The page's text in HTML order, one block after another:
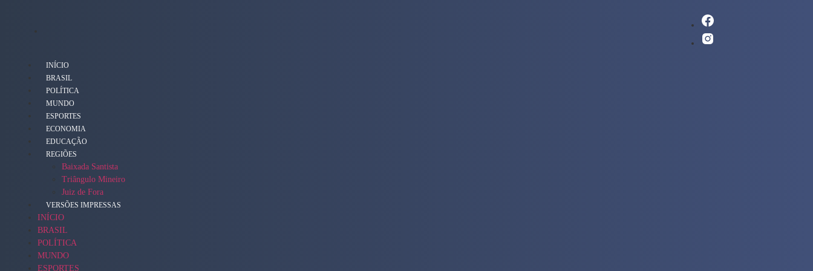
INÍCIO
BRASIL
POLÍTICA
MUNDO
ESPORTES
ECONOMIA
EDUCAÇÃO
REGIÕES
Baixada Santista
Triângulo Mineiro
Juiz de Fora
VERSÕES IMPRESSAS
INÍCIO
BRASIL
POLÍTICA
MUNDO
ESPORTES